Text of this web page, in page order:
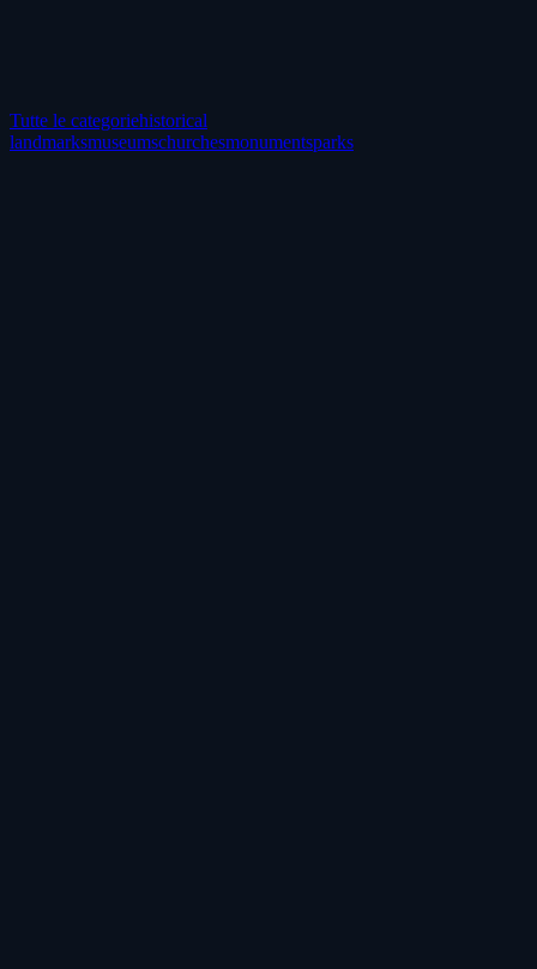
Tutte le categoriehistorical
landmarksmuseumschurchesmonumentsparks